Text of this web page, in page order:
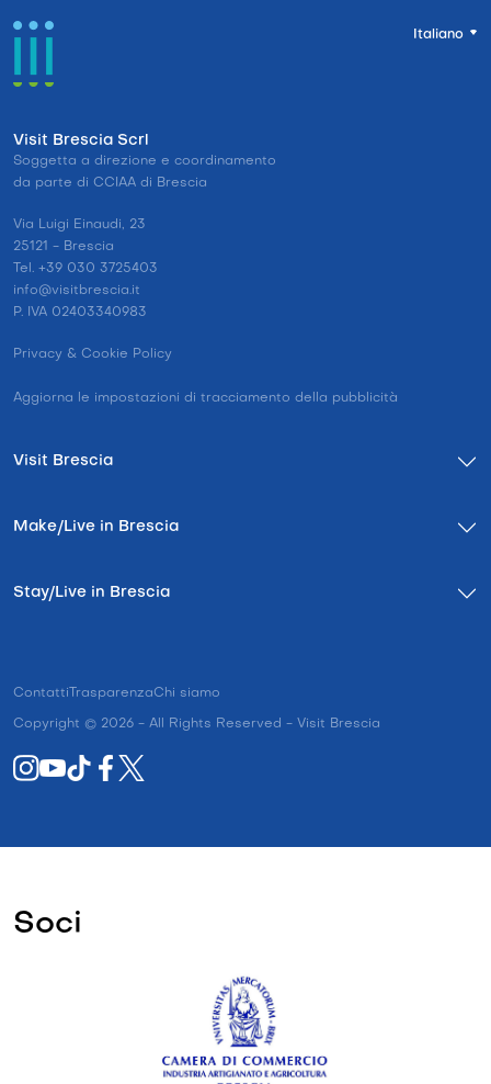
Italiano
Visit Brescia Scrl
Soggetta a direzione e coordinamento
da parte di CCIAA di Brescia
Via Luigi Einaudi, 23
25121 - Brescia
Tel. +39 030 3725403
info@visitbrescia.it
P. IVA 02403340983
Privacy & Cookie Policy
Aggiorna le impostazioni di tracciamento della pubblicità
Visit Brescia
Make/Live in Brescia
Stay/Live in Brescia
Contatti TrasparenzaChi siamo
Copyright © 2026 - All Rights Reserved - Visit Brescia
Soci